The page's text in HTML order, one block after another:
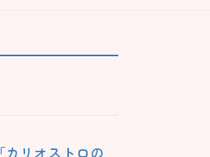
「カリオストロの